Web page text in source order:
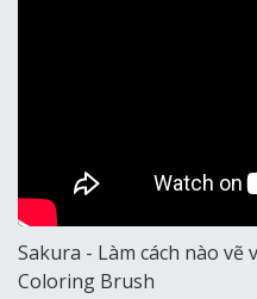
Sakura - Làm cách nào vẽ
Coloring Brush